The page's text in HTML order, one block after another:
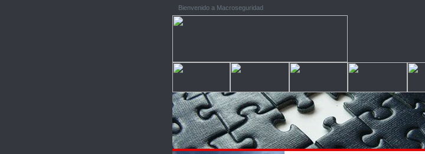
Bienvenido a Macroseguridad